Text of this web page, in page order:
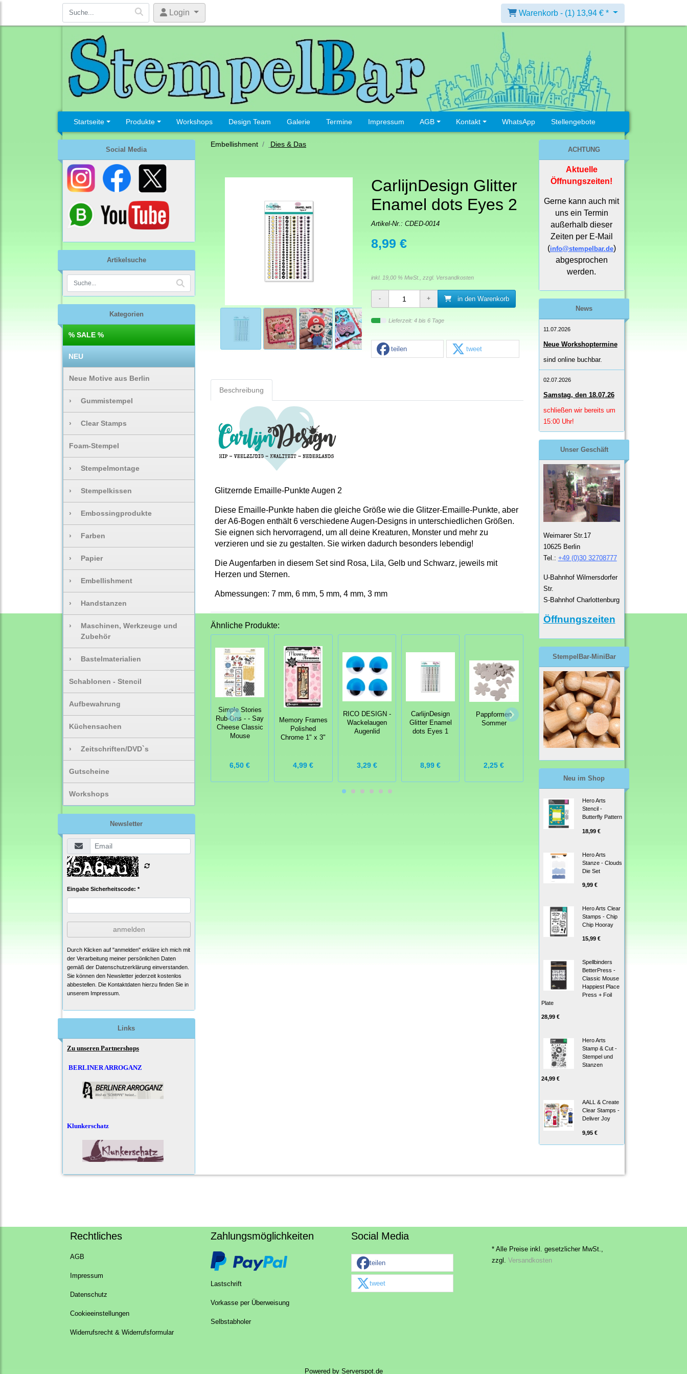
Login Warenkorb - (1) 13,94 € *
Startseite Produkte Workshops Design Team Galerie Termine Impressum AGB Kontakt WhatsApp Stellengebote
Social Media
Artikelsuche
Kategorien
% SALE %
NEU
Neue Motive aus Berlin
› Gummistempel
› Clear Stamps
Foam-Stempel
› Stempelmontage
› Stempelkissen
› Embossingprodukte
› Farben
› Papier
› Embellishment
› Handstanzen
›
Maschinen, Werkzeuge und
Zubehör
› Bastelmaterialien
Schablonen - Stencil
Aufbewahrung
Küchensachen
› Zeitschriften/DVD`s
Gutscheine
Workshops
Newsletter
Eingabe Sicherheitscode: *
anmelden
Durch Klicken auf "anmelden" erkläre ich mich mit
der Verarbeitung meiner persönlichen Daten
gemäß der Datenschutzerklärung einverstanden.
Sie können den Newsletter jederzeit kostenlos
abbestellen. Die Kontaktdaten hierzu finden Sie in
unserem Impressum.
Links
Zu unseren Partnershops
BERLINER ARROGANZ
Klunkerschatz
Embellishment Dies & Das
CarlijnDesign Glitter
Enamel dots Eyes 2
Artikel-Nr.: CDED-0014
8,99 €
inkl. 19,00 % MwSt., zzgl. Versandkosten
in den Warenkorb
Lieferzeit: 4 bis 6 Tage
teilen tweet
Beschreibung
Glitzernde Emaille-Punkte Augen 2
Diese Emaille-Punkte haben die gleiche Größe wie die Glitzer-Emaille-Punkte, aber
der A6-Bogen enthält 6 verschiedene Augen-Designs in unterschiedlichen Größen.
Sie eignen sich hervorragend, um all deine Kreaturen, Monster und mehr zu
verzieren und sie zu gestalten. Sie wirken dadurch besonders lebendig!
Die Augenfarben in diesem Set sind Rosa, Lila, Gelb und Schwarz, jeweils mit
Herzen und Sternen.
Abmessungen: 7 mm, 6 mm, 5 mm, 4 mm, 3 mm
Ähnliche Produkte:
Simple Stories
Rub-Ons - - Say
Cheese Classic
Mouse
6,50 €
Memory Frames
Polished
Chrome 1" x 3"
4,99 €
RICO DESIGN -
Wackelaugen
Augenlid
3,29 €
CarlijnDesign
Glitter Enamel
dots Eyes 1
8,99 €
Pappformen
Sommer
2,25 €
Hero Arts
RubOns -
Wildflowers &
Bugs Hero
Transfers
Embellishment
Set Christmas
Collection
ACHTUNG
Aktuelle
Öffnungszeiten!
Gerne kann auch mit
uns ein Termin
außerhalb dieser
Zeiten per E-Mail
(info@stempelbar.de)
abgesprochen
werden.
News
11.07.2026
Neue Workshoptermine
sind online buchbar.
02.07.2026
Samstag, den 18.07.26
schließen wir bereits um
15:00 Uhr!
Unser Geschäft
Weimarer Str.17
10625 Berlin
Tel.: +49 (0)30 32708777
U-Bahnhof Wilmersdorfer
Str.
S-Bahnhof Charlottenburg
Öffnungszeiten
StempelBar-MiniBar
Neu im Shop
Hero Arts
Stencil -
Butterfly Pattern
18,99 €
Hero Arts
Stanze - Clouds
Die Set
9,99 €
Hero Arts Clear
Stamps - Chip
Chip Hooray
15,99 €
Spellbinders
BetterPress -
Classic Mouse
Happiest Place
Press + Foil
Plate
28,99 €
Hero Arts
Stamp & Cut -
Stempel und
Stanzen
24,99 €
AALL & Create
Clear Stamps -
Deliver Joy
9,95 €
Rechtliches
AGB
Impressum
Datenschutz
Cookieeinstellungen
Widerrufsrecht & Widerrufsformular
Zahlungsmöglichkeiten
Lastschrift
Vorkasse per Überweisung
Selbstabholer
Social Media
teilen
tweet
* Alle Preise inkl. gesetzlicher MwSt.,
zzgl. Versandkosten
Powered by Serverspot.de